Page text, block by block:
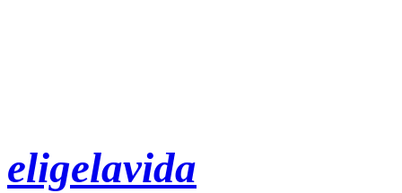
eligelavida